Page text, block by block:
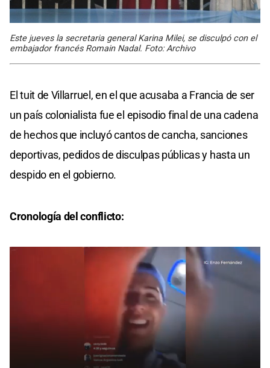
Este jueves la secretaria general Karina Milei, se disculpó con el
embajador francés Romain Nadal. Foto: Archivo
El tuit de Villarruel, en el que acusaba a Francia de ser
un país colonialista fue el episodio final de una cadena
de hechos que incluyó cantos de cancha, sanciones
deportivas, pedidos de disculpas públicas y hasta un
despido en el gobierno.
Cronología del conflicto: